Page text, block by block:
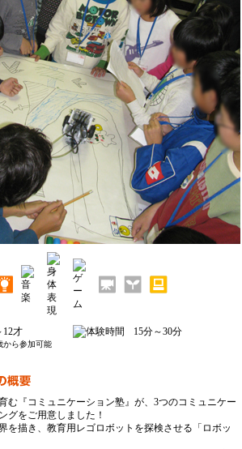
12才 15分～30分
から参加可能
む『コミュニケーション塾』が、3つのコミュニケー
グをご用意しました！
を描き、教育用レゴロボットを探検させる「ロボッ